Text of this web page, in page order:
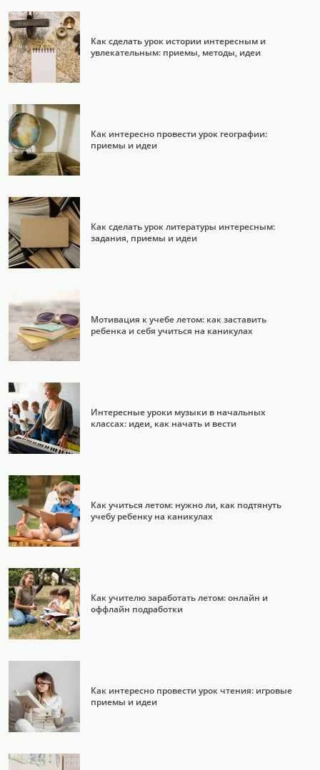
Как сделать урок истории интересным и
увлекательным: приемы, методы, идеи
Как интересно провести урок географии:
приемы и идеи
Как сделать урок литературы интересным:
задания, приемы и идеи
Мотивация к учебе летом: как заставить
ребенка и себя учиться на каникулах
Интересные уроки музыки в начальных
классах: идеи, как начать и вести
Как учиться летом: нужно ли, как подтянуть
учебу ребенку на каникулах
Как учителю заработать летом: онлайн и
оффлайн подработки
Как интересно провести урок чтения: игровые
приемы и идеи